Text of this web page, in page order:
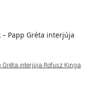
interjúja Rofusz Kinga